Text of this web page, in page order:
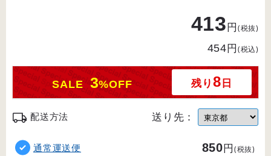
413円(税抜)
454円(税込)
SALE 3%OFF 残り8日
配送方法 送り先：
通常運送便 850円(税抜)